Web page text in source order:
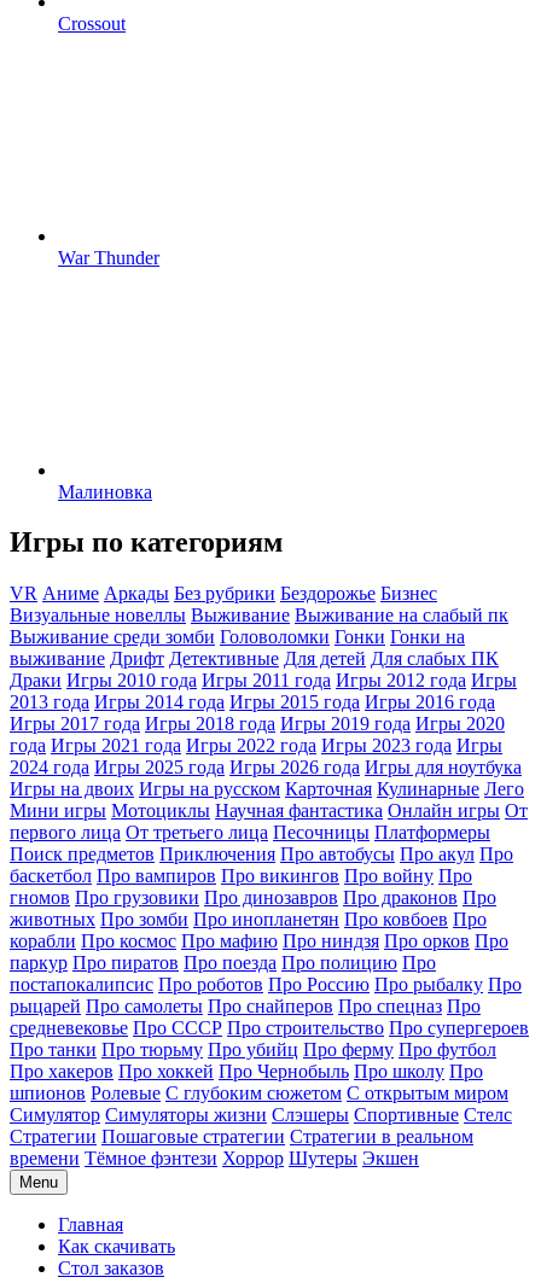
Crossout
War Thunder
Малиновка
Игры по категориям
VR Аниме Аркады Без рубрики Бездорожье Бизнес
Визуальные новеллы Выживание Выживание на слабый пк
Выживание среди зомби Головоломки Гонки Гонки на
выживание Дрифт Детективные Для детей Для слабых ПК
Драки Игры 2010 года Игры 2011 года Игры 2012 года Игры
2013 года Игры 2014 года Игры 2015 года Игры 2016 года
Игры 2017 года Игры 2018 года Игры 2019 года Игры 2020
года Игры 2021 года Игры 2022 года Игры 2023 года Игры
2024 года Игры 2025 года Игры 2026 года Игры для ноутбука
Игры на двоих Игры на русском Карточная Кулинарные Лего
Мини игры Мотоциклы Научная фантастика Онлайн игры От
первого лица От третьего лица Песочницы Платформеры
Поиск предметов Приключения Про автобусы Про акул Про
баскетбол Про вампиров Про викингов Про войну Про
гномов Про грузовики Про динозавров Про драконов Про
животных Про зомби Про инопланетян Про ковбоев Про
корабли Про космос Про мафию Про ниндзя Про орков Про
паркур Про пиратов Про поезда Про полицию Про
постапокалипсис Про роботов Про Россию Про рыбалку Про
рыцарей Про самолеты Про снайперов Про спецназ Про
средневековье Про СССР Про строительство Про супергероев
Про танки Про тюрьму Про убийц Про ферму Про футбол
Про хакеров Про хоккей Про Чернобыль Про школу Про
шпионов Ролевые С глубоким сюжетом С открытым миром
Симулятор Симуляторы жизни Слэшеры Спортивные Стелс
Стратегии Пошаговые стратегии Стратегии в реальном
времени Тёмное фэнтези Хоррор Шутеры Экшен
Menu
Главная
Как скачивать
Стол заказов